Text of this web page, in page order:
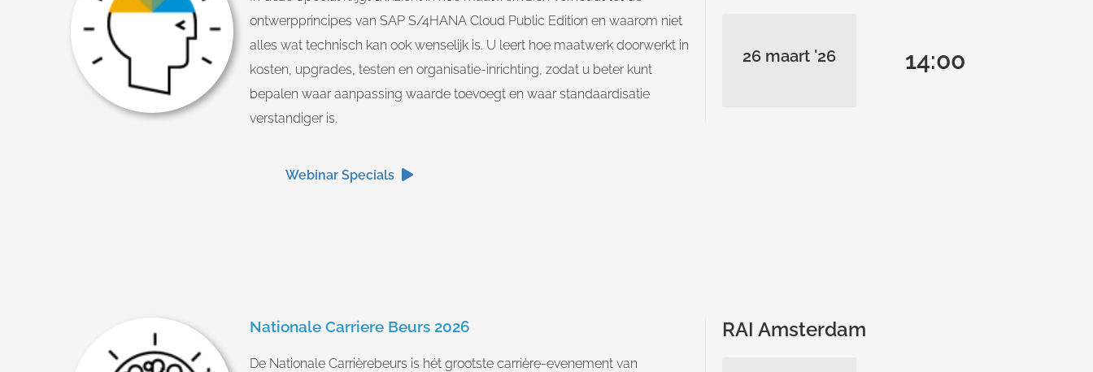
ontwerpprincipes van SAP S/4HANA Cloud Public Edition en waarom niet
alles wat technisch kan ook wenselijk is. U leert hoe maatwerk doorwerkt in
kosten, upgrades, testen en organisatie-inrichting, zodat u beter kunt
bepalen waar aanpassing waarde toevoegt en waar standaardisatie
verstandiger is.
Webinar Specials
26 maart '26 14:00
Nationale Carriere Beurs 2026
De Nationale Carrièrebeurs is hét grootste carrière-evenement van
RAI Amsterdam